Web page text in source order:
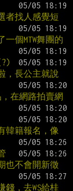
者找人感覺短
個MTW舞團的
，長公主就說
在網路拍賣網
韓籍報名，像
也不會開新徵
，去WS給桂